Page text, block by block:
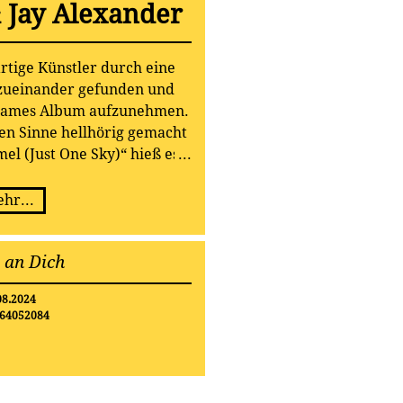
Alexander
Künstler durch eine
gefunden und
Album aufzunehmen.
Sinne hellhörig gemacht
(Just One Sky)“ hieß es
von Kathy Kelly und
eine spezielle Magie
v.a. auch menschlich
an Dich